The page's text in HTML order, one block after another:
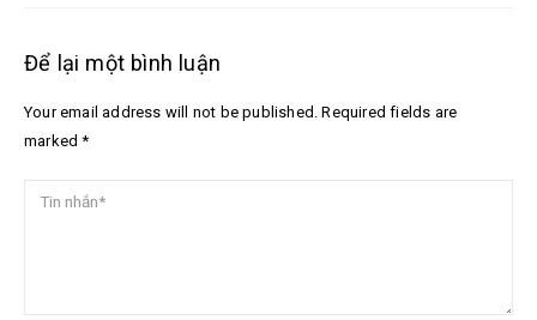
Để lại một bình luận
Your email address will not be published. Required fields are
marked *